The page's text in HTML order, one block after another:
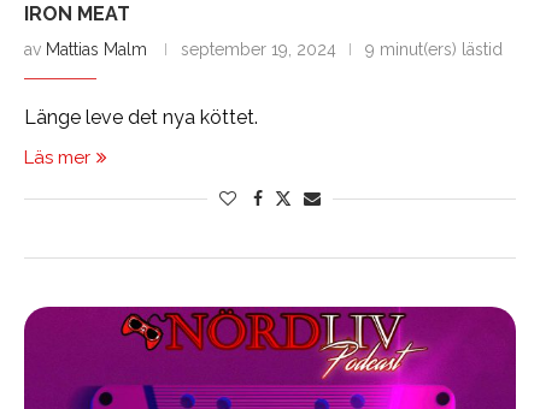
IRON MEAT
av Mattias Malm september 19, 2024 9 minut(ers) lästid
Länge leve det nya köttet.
Läs mer